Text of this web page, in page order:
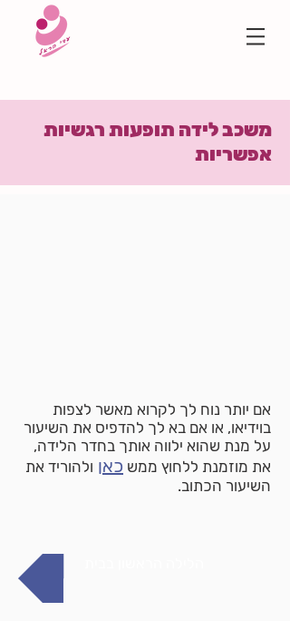
משכב לידה תופעות רגשיות
אפשריות
אם יותר נוח לך לקרוא מאשר לצפות
בוידיאו, או אם בא לך להדפיס את השיעור
על מנת שהוא ילווה אותך בחדר הלידה,
את מוזמנת ללחוץ ממש כאן ולהוריד את
השיעור הכתוב.